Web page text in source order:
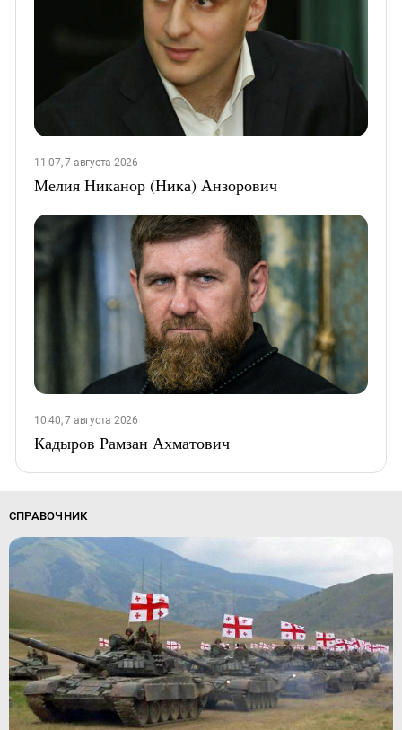
11:07, 7 августа 2026
Мелия Никанор (Ника) Анзорович
10:40, 7 августа 2026
Кадыров Рамзан Ахматович
СПРАВОЧНИК